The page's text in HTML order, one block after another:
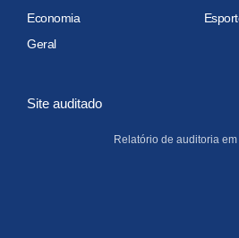
Economia
Geral
Site auditado
Relatório de auditoria